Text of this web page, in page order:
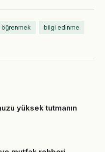
bilgi edinme
yüksek tutmanın